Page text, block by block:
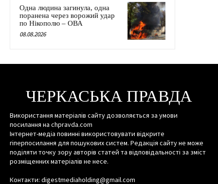
Одна людина загинула, одна
поранена через ворожий удар
по Нікополю – ОВА
08.08.2026
ЧЕРКАСЬКА ПРАВДА
Використання матеріалів сайту дозволяється за умови
посилання на chpravda.com
Інтернет-медіа повинні використовувати відкрите
гіперпосилання для пошукових систем. Редакція сайту не може
поділяти точку зору авторів статей та відповідальності за зміст
розміщенних матеріалів не несе.
Контакти: digestmediaholding@gmail.com